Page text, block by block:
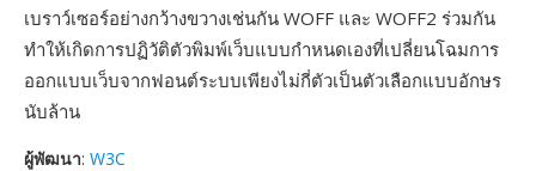
เบราว์เซอร์อย่างกว้างขวางเช่นกัน WOFF และ WOFF2 ร่วมกัน
ทำให้เกิดการปฏิวัติตัวพิมพ์เว็บแบบกำหนดเองที่เปลี่ยนโฉมการ
ออกแบบเว็บจากฟอนต์ระบบเพียงไม่กี่ตัวเป็นตัวเลือกแบบอักษร
นับล้าน
ผู้พัฒนา: W3C